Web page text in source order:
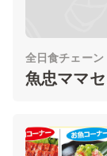
全日食チェーン
魚忠ママ